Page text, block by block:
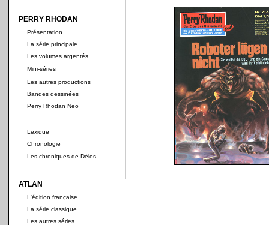
PERRY RHODAN
Présentation
La série principale
Les volumes argentés
Mini-séries
Les autres productions
Bandes dessinées
Perry Rhodan Neo
Lexique
Chronologie
Les chroniques de Délos
ATLAN
L'édition française
La série classique
Les autres séries